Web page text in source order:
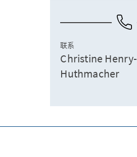
联系
Christine Henry-
Huthmacher